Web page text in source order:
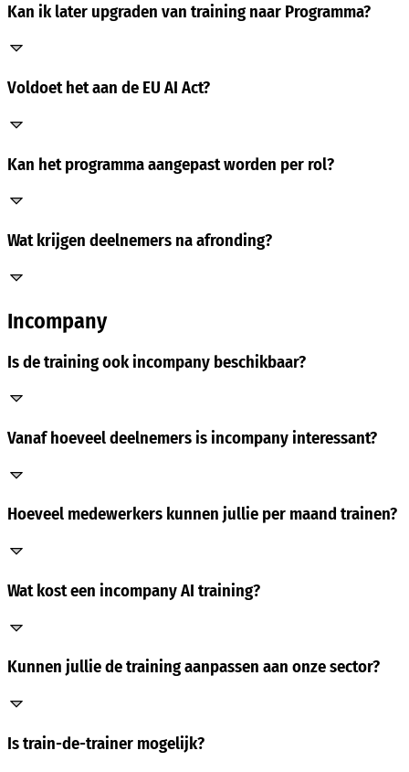
Kan ik later upgraden van training naar Programma?
Voldoet het aan de EU AI Act?
Kan het programma aangepast worden per rol?
Wat krijgen deelnemers na afronding?
Incompany
Is de training ook incompany beschikbaar?
Vanaf hoeveel deelnemers is incompany interessant?
Hoeveel medewerkers kunnen jullie per maand trainen?
Wat kost een incompany AI training?
Kunnen jullie de training aanpassen aan onze sector?
Is train-de-trainer mogelijk?